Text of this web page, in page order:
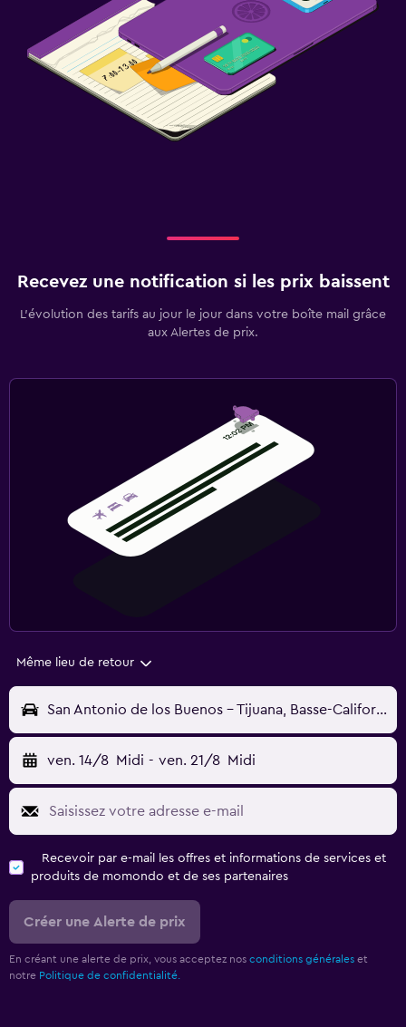
Recevez une notification si les prix baissent
L’évolution des tarifs au jour le jour dans votre boîte mail grâce
aux Alertes de prix.
Même lieu de retour
San Antonio de los Buenos - Tijuana, Basse-Californie, Mexique
ven. 14/8 Midi - ven. 21/8 Midi
Recevoir par e-mail les offres et informations de services et
produits de momondo et de ses partenaires
Créer une Alerte de prix
En créant une alerte de prix, vous acceptez nos conditions générales et
notre Politique de confidentialité.